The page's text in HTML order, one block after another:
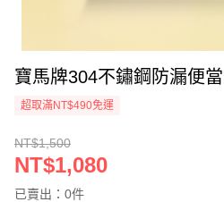
寶馬牌304不鏽鋼防漏便
超取滿NT$490免運
NT$1,500
NT$1,080
已賣出：0件